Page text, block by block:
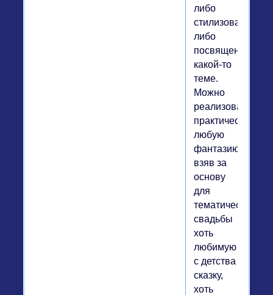
либо
стилизованные,
либо
посвященные
какой-то
теме.
Можно
реализовать
практически
любую
фантазию,
взяв за
основу
для
тематической
свадьбы
хоть
любимую
с детства
сказку,
хоть